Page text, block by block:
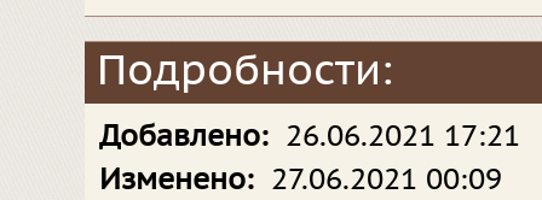
Подробности:
Добавлено: 26.06.2021 17:21
Изменено: 27.06.2021 00:09